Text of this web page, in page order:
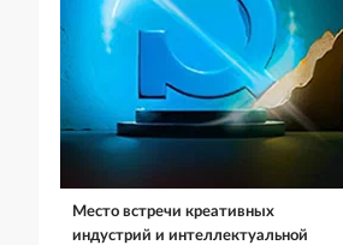
Место встречи креативных
индустрий и интеллектуальной